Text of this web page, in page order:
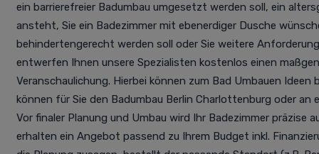
ein barrierefreier Badumbau umgesetzt werden soll, ein
ansteht, Sie ein Badezimmer mit ebenerdiger Dusche
behindertengerecht werden soll oder Sie weitere
entwerfen Ihnen unsere Spezialisten kostenlos einen
Veranschaulichung. Hierbei können zum Bad Umbauen Ideen
können für Sie den Badumbau Berlin Charlottenburg oder an
Vor finaler Planung und Umbau wird Ihr Badezimmer präzise
erhalten ein Angebot passend zu Ihrem Budget inkl.